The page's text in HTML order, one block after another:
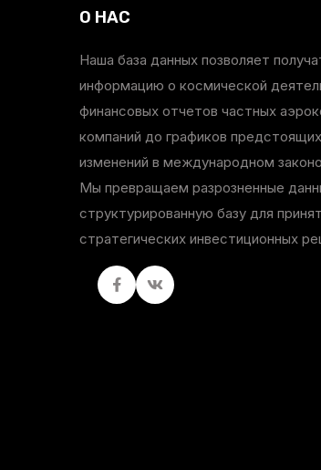
О НАС
Наша база данных позволяет
информацию о космической
финансовых отчетов частных
компаний до графиков
изменений в международном
Мы превращаем разрозненные
структурированную базу для
стратегических инвестиционных
FacebookвКонтакте